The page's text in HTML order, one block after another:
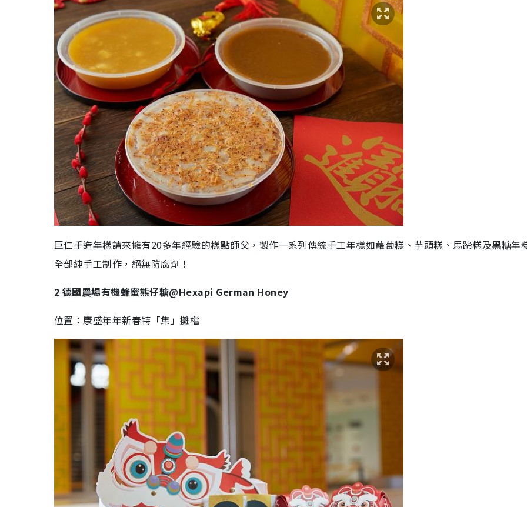
巨仁手造年榚請來擁有20多年經驗的榚點師父，製作一系列傳統手工年榚如蘿蔔糕、芋頭糕、馬蹄糕及黑糖年
全部純手工制作，絕無防腐劑！
2 德國農場有機蜂蜜熊仔糖@Hexapi German Honey
位置：康盛年年新春特「集」攤檔